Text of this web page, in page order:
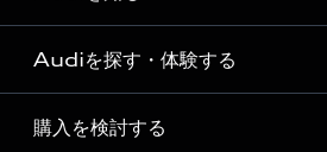
Audi ブランド
Story of Progress
Audiを探す・体験する
ディーラー検索
購入を検討する